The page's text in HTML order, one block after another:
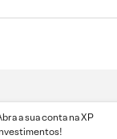
a sua conta na XP